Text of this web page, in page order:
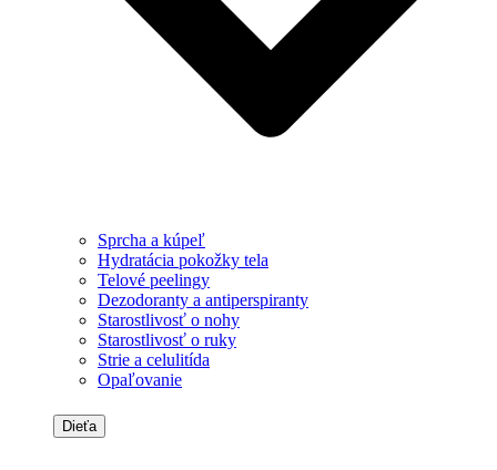
Sprcha a kúpeľ
Hydratácia pokožky tela
Telové peelingy
Dezodoranty a antiperspiranty
Starostlivosť o nohy
Starostlivosť o ruky
Strie a celulitída
Opaľovanie
Dieťa